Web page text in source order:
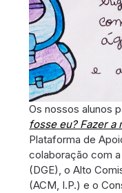
Os nossos alunos
fosse eu? Fazer a
Plataforma de
colaboração com
(DGE), o Alto
(ACM, I.P.) e o